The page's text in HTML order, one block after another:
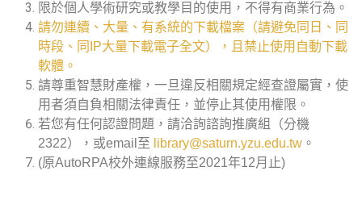
限於個人學術研究或教學目的使用，不得有商業行為。
請勿連續、大量、有系統的下載檔案（請避免同日、同
時段、同IP大量下載電子全文），且禁止使用自動下載
軟體。
請尊重智慧財產權，一旦違反相關規定經查證屬實，使
用者須自負相關法律責任，並停止其使用權限。
若您有任何認證問題，請洽詢諮詢推廣組（分機
2322），或email至 library@saturn.yzu.edu.tw 。
(原AutoRPA校外連線服務至2021年12月止)